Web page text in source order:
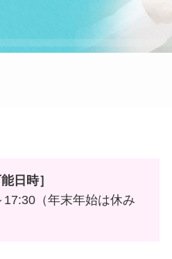
日時］
17:30（年末年始は休み